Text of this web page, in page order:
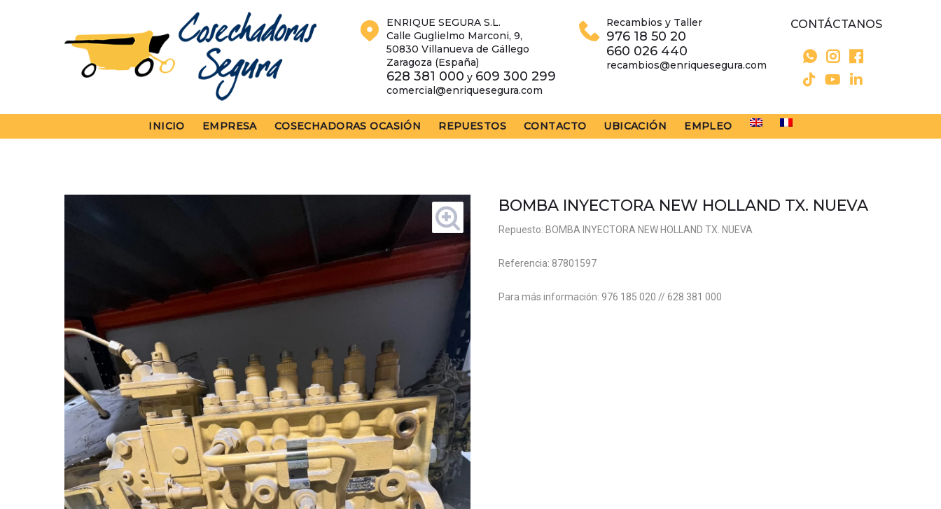
ENRIQUE SEGURA S.L.
Calle Guglielmo Marconi, 9,
50830 Villanueva de Gállego
Zaragoza (España)
628 381 000 y 609 300 299
comercial@enriquesegura.com
Recambios y Taller
976 18 50 20
660 026 440
recambios@enriquesegura.com
CONTÁCTANOS
INICIO EMPRESA COSECHADORAS OCASIÓN REPUESTOS CONTACTO UBICACIÓN EMPLEO
BOMBA INYECTORA NEW HOLLAND TX. NUEVA
Repuesto: BOMBA INYECTORA NEW HOLLAND TX. NUEVA
Referencia: 87801597
Para más información: 976 185 020 // 628 381 000